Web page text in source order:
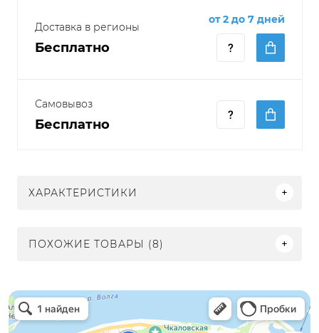
Доставка в регионы
Бесплатно
от 2 до 7 дней
Самовывоз
Бесплатно
ХАРАКТЕРИСТИКИ
ПОХОЖИЕ ТОВАРЫ (8)
Электрон
Светильники в Нижнем Новгороде
Электротехническая продукция в Нижнем Новгороде